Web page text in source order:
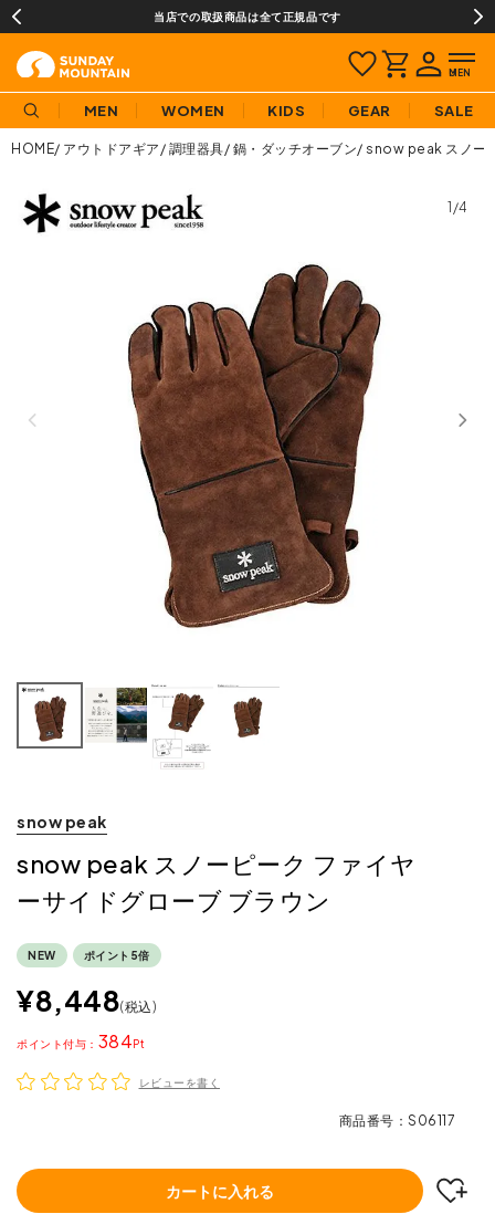
当店での取扱商品は全て正規品です
MEN WOMEN KIDS GEAR SALE
HOME アウトドアギア 調理器具 鍋・ダッチオーブン snow peak スノー
1/4
snow peak
snow peak スノーピーク ファイヤ
ーサイドグローブ ブラウン
NEW ポイント5倍
¥8,448 税込
384
ポイント
レビューを書く
商品番号 S06117
カートに入れる